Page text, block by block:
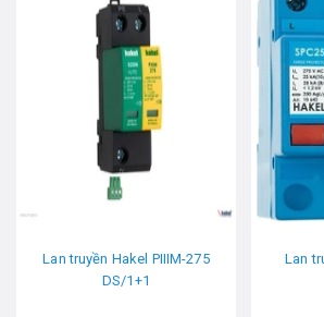
Lan truyền Hakel PIIIM-275
DS/1+1
Lan